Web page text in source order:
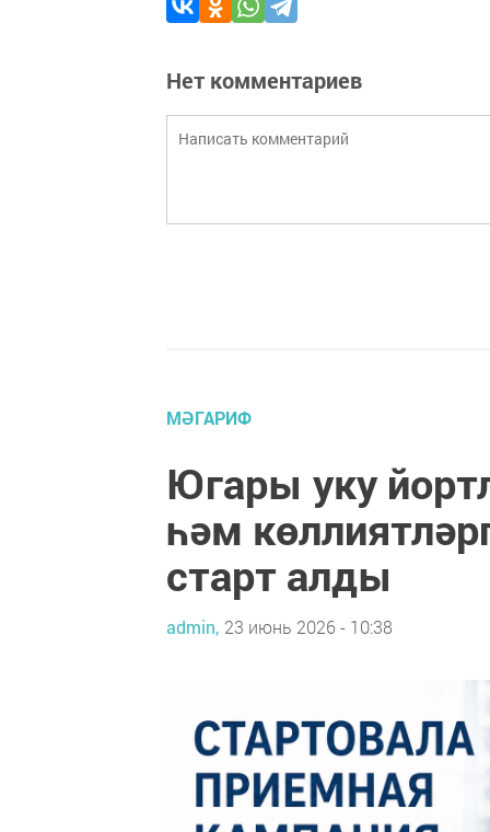
Нет комментариев
МӘГАРИФ
Югары уку
һәм
старт алды
admin, 23 июнь 2026 - 10:38